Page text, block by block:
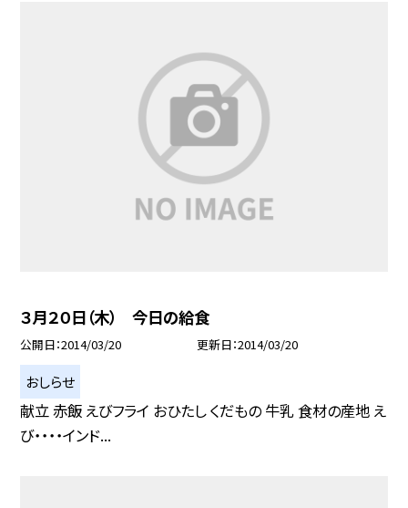
３月２０日（木） 今日の給食
公開日 2014/03/20 更新日 2014/03/20
おしらせ
献立 赤飯 えびフライ おひたし くだもの 牛乳 食材の産地 え
び・・・・インド...